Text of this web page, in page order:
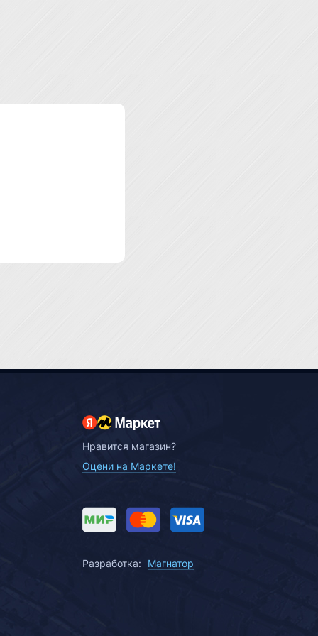
Нравится магазин?
Оцени на Маркете!
Разработка: Магнатор